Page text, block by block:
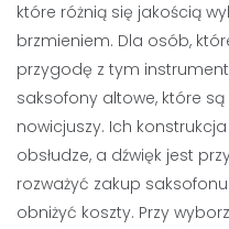
które różnią się jakością
brzmieniem. Dla osób,
przygodę z tym
saksofony altowe, które
nowicjuszy. Ich
obsłudze, a dźwięk jest
rozważyć zakup
obniżyć koszty. Przy